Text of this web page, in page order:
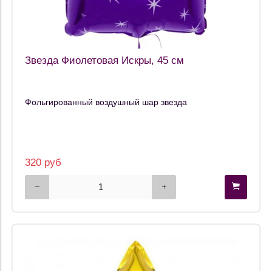
Звезда Фиолетовая Искры, 45 см
Фольгированный воздушный шар звезда
320 руб